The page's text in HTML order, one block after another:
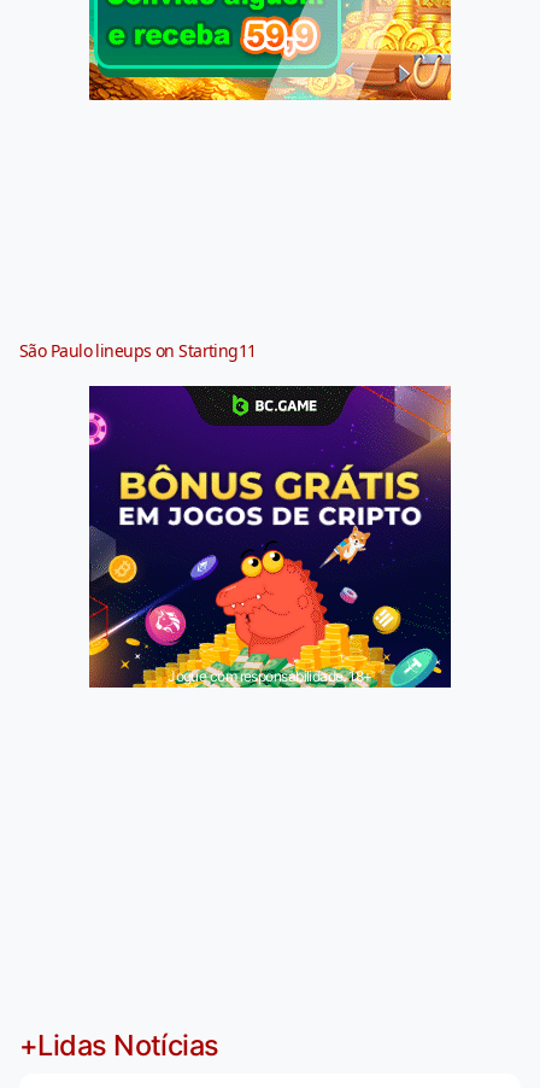
São Paulo lineups on Starting11
Jogue com responsabilidade. 18+
+Lidas Notícias